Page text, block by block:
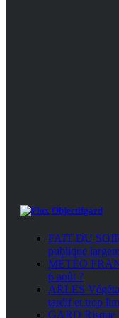
Objectifgard
FAIT DU
publique
MÉTÉO
6 août ?
ARLES
tardif et trop
GARD Risque